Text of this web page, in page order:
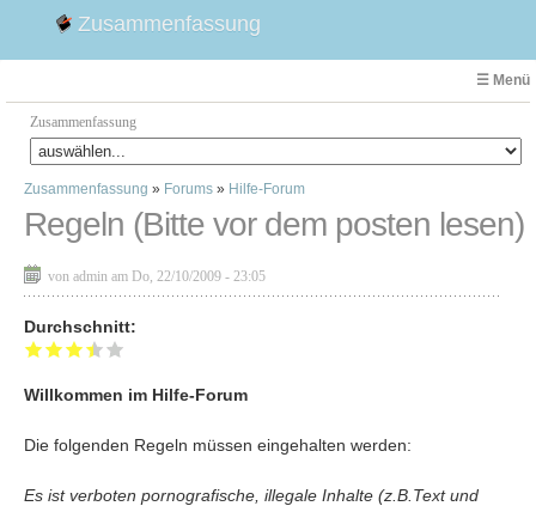
Zusammenfassung
☰ Menü
Zusammenfassung
Faust
Willhelm Tell
Effi Briest
Emilia Galotti
1. Weltkrieg Zusammenfassung
2. Weltkrieg
Weimarer Republik
Maria Stuart
Woyzeck
Zusammenfassung » Forums » Hilfe-Forum
Regeln (Bitte vor dem posten lesen)
von admin am Do, 22/10/2009 - 23:05
Durchschnitt:
Willkommen im Hilfe-Forum
Die folgenden Regeln müssen eingehalten werden:
Es ist verboten pornografische, illegale Inhalte (z.B.Text und